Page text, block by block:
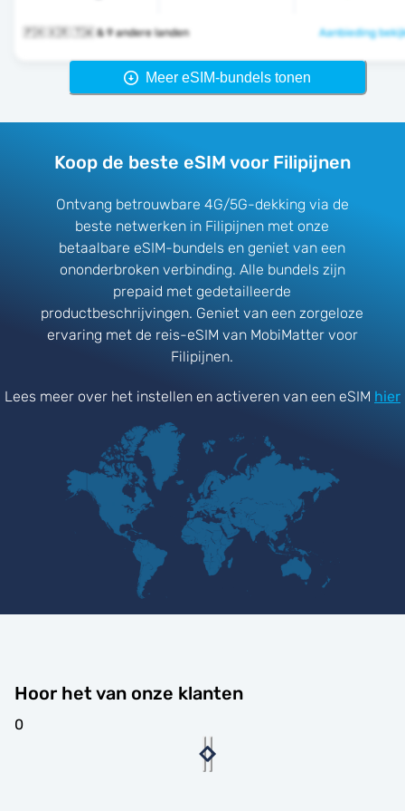
🇵🇭 🇰🇷 🇹🇼 & 9 andere landen Aanbieding
Meer eSIM-bundels tonen
Koop de beste eSIM voor Filipijnen
Ontvang betrouwbare 4G/5G-dekking via de
beste netwerken in Filipijnen met onze
betaalbare eSIM-bundels en geniet van een
ononderbroken verbinding. Alle bundels zijn
prepaid met gedetailleerde
productbeschrijvingen. Geniet van een zorgeloze
ervaring met de reis-eSIM van MobiMatter voor
Filipijnen.
Lees meer over het instellen en activeren van een eSIM hier
Hoor het van onze klanten
0